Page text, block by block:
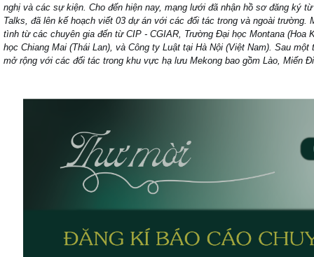
nghị và các sự kiện. Cho đến hiện nay, mạng lưới đã nhận hồ sơ đăng ký
Talks, đã lên kế hoạch viết 03 dự án với các đối tác trong và ngoài trường.
tình từ các chuyên gia đến từ CIP - CGIAR, Trường Đại học Montana (Hoa
học Chiang Mai (Thái Lan), và Công ty Luật tại Hà Nội (Việt Nam). Sau
mở rộng với các đối tác trong khu vực hạ lưu Mekong bao gồm Lào, Miến